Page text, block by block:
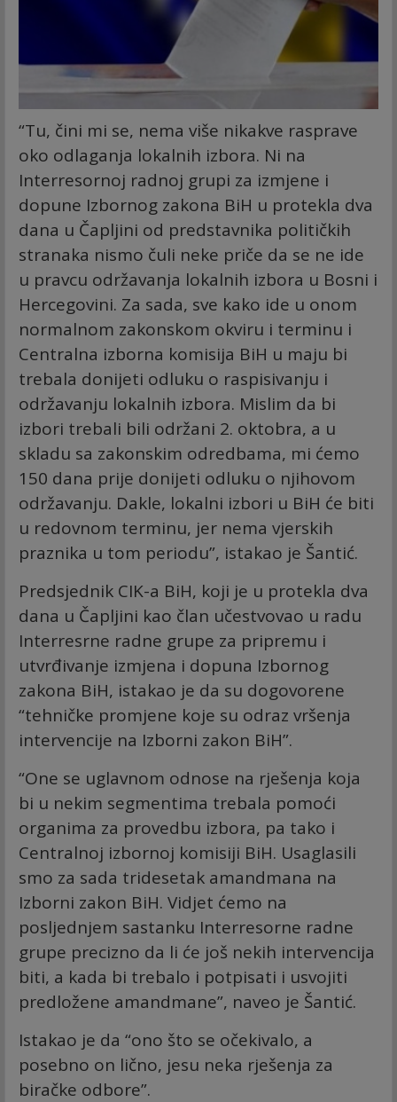
“Tu, čini mi se, nema više nikakve rasprave
oko odlaganja lokalnih izbora. Ni na
Interresornoj radnoj grupi za izmjene i
dopune Izbornog zakona BiH u protekla dva
dana u Čapljini od predstavnika političkih
stranaka nismo čuli neke priče da se ne ide
u pravcu održavanja lokalnih izbora u Bosni i
Hercegovini. Za sada, sve kako ide u onom
normalnom zakonskom okviru i terminu i
Centralna izborna komisija BiH u maju bi
trebala donijeti odluku o raspisivanju i
održavanju lokalnih izbora. Mislim da bi
izbori trebali bili održani 2. oktobra, a u
skladu sa zakonskim odredbama, mi ćemo
150 dana prije donijeti odluku o njihovom
održavanju. Dakle, lokalni izbori u BiH će biti
u redovnom terminu, jer nema vjerskih
praznika u tom periodu”, istakao je Šantić.
Predsjednik CIK-a BiH, koji je u protekla dva
dana u Čapljini kao član učestvovao u radu
Interresrne radne grupe za pripremu i
utvrđivanje izmjena i dopuna Izbornog
zakona BiH, istakao je da su dogovorene
“tehničke promjene koje su odraz vršenja
intervencije na Izborni zakon BiH”.
“One se uglavnom odnose na rješenja koja
bi u nekim segmentima trebala pomoći
organima za provedbu izbora, pa tako i
Centralnoj izbornoj komisiji BiH. Usaglasili
smo za sada tridesetak amandmana na
Izborni zakon BiH. Vidjet ćemo na
posljednjem sastanku Interresorne radne
grupe precizno da li će još nekih intervencija
biti, a kada bi trebalo i potpisati i usvojiti
predložene amandmane”, naveo je Šantić.
Istakao je da “ono što se očekivalo, a
posebno on lično, jesu neka rješenja za
biračke odbore”.